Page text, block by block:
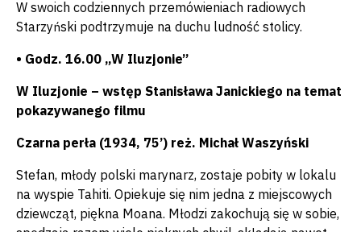
W swoich codziennych przemówieniach radiowych
Starzyński podtrzymuje na duchu ludność stolicy.
• Godz. 16.00 „W Iluzjonie”
W Iluzjonie – wstęp Stanisława Janickiego na temat
pokazywanego filmu
Czarna perła (1934, 75’) reż. Michał Waszyński
Stefan, młody polski marynarz, zostaje pobity w lokalu
na wyspie Tahiti. Opiekuje się nim jedna z miejscowych
dziewcząt, piękna Moana. Młodzi zakochują się w sobie,